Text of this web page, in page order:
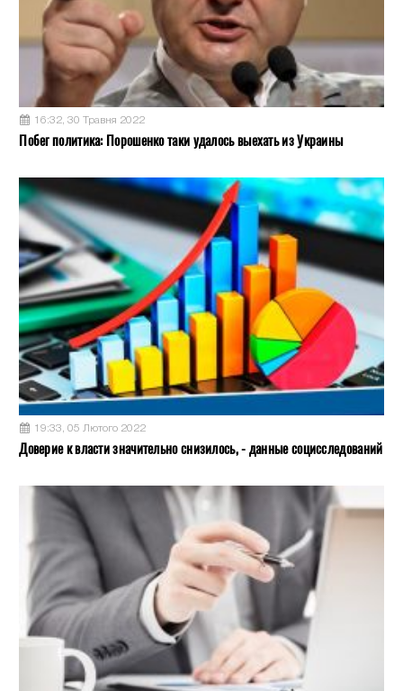
16:32, 30 Травня 2022
Побег политика: Порошенко таки удалось выехать из Украины
19:33, 05 Лютого 2022
Доверие к власти значительно снизилось, - данные социсследований